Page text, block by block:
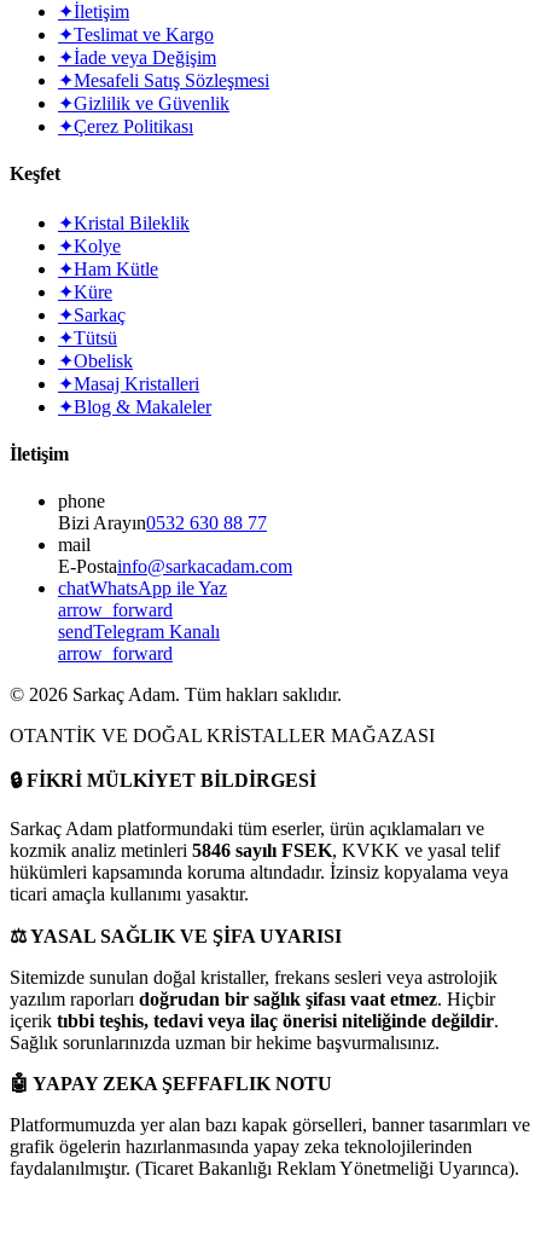
✦İletişim
✦Teslimat ve Kargo
✦İade veya Değişim
✦Mesafeli Satış Sözleşmesi
✦Gizlilik ve Güvenlik
✦Çerez Politikası
Keşfet
✦Kristal Bileklik
✦Kolye
✦Ham Kütle
✦Küre
✦Sarkaç
✦Tütsü
✦Obelisk
✦Masaj Kristalleri
✦Blog & Makaleler
İletişim
phone
Bizi Arayın0532 630 88 77
mail
E-Postainfo@sarkacadam.com
chatWhatsApp ile Yaz
arrow_forward
sendTelegram Kanalı
arrow_forward
© 2026 Sarkaç Adam. Tüm hakları saklıdır.
OTANTİK VE DOĞAL KRİSTALLER MAĞAZASI
🔒FİKRİ MÜLKİYET BİLDİRGESİ
Sarkaç Adam platformundaki tüm eserler, ürün açıklamaları ve
kozmik analiz metinleri 5846 sayılı FSEK, KVKK ve yasal telif
hükümleri kapsamında koruma altındadır. İzinsiz kopyalama veya
ticari amaçla kullanımı yasaktır.
⚖️YASAL SAĞLIK VE ŞİFA UYARISI
Sitemizde sunulan doğal kristaller, frekans sesleri veya astrolojik
yazılım raporları doğrudan bir sağlık şifası vaat etmez. Hiçbir
içerik tıbbi teşhis, tedavi veya ilaç önerisi niteliğinde değildir.
Sağlık sorunlarınızda uzman bir hekime başvurmalısınız.
🤖 YAPAY ZEKA ŞEFFAFLIK NOTU
Platformumuzda yer alan bazı kapak görselleri, banner tasarımları ve
grafik ögelerin hazırlanmasında yapay zeka teknolojilerinden
faydalanılmıştır. (Ticaret Bakanlığı Reklam Yönetmeliği Uyarınca).